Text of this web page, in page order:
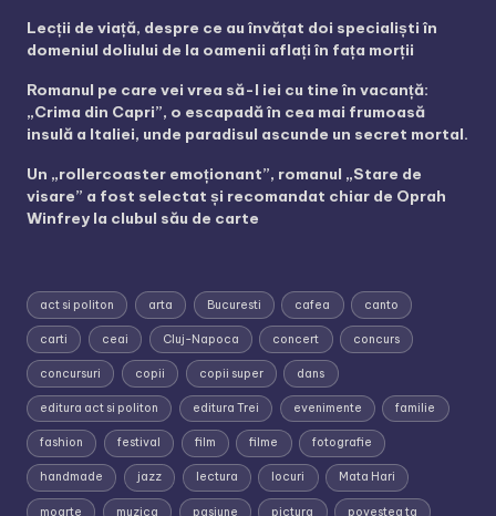
Lecții de viață, despre ce au învățat doi specialiști în
domeniul doliului de la oamenii aflați în fața morții
Romanul pe care vei vrea să-l iei cu tine în vacanță:
„Crima din Capri”, o escapadă în cea mai frumoasă
insulă a Italiei, unde paradisul ascunde un secret mortal.
Un „rollercoaster emoționant”, romanul „Stare de
visare” a fost selectat și recomandat chiar de Oprah
Winfrey la clubul său de carte
act si politon arta Bucuresti cafea canto
carti ceai Cluj-Napoca concert concurs
concursuri copii copii super dans
editura act si politon editura Trei evenimente familie
fashion festival film filme fotografie
handmade jazz lectura locuri Mata Hari
moarte muzica pasiune pictura povestea ta